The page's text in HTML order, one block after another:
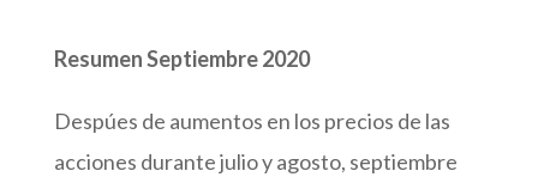
Resumen Septiembre 2020
Despúes de aumentos en los precios de las
acciones durante julio y agosto, septiembre